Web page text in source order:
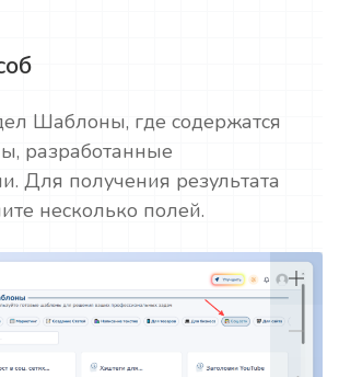
Шаблоны, где содержатся
разработанные
Для получения результата
несколько полей.